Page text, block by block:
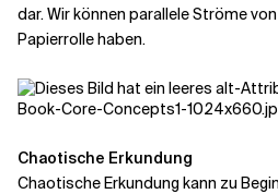
dar. Wir können parallele Ströme
Papierrolle haben.
Chaotische Erkundung
Chaotische Erkundung kann zu